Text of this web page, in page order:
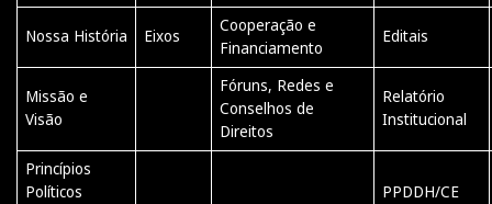
Nossa História Eixos
Cooperação e
Financiamento
Editais
Missão e
Visão
Fóruns, Redes e
Conselhos de
Direitos
Relatório
Institucional
Princípios
Políticos
PPDDH/CE